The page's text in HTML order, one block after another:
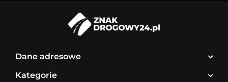
Dane adresowe
Kategorie